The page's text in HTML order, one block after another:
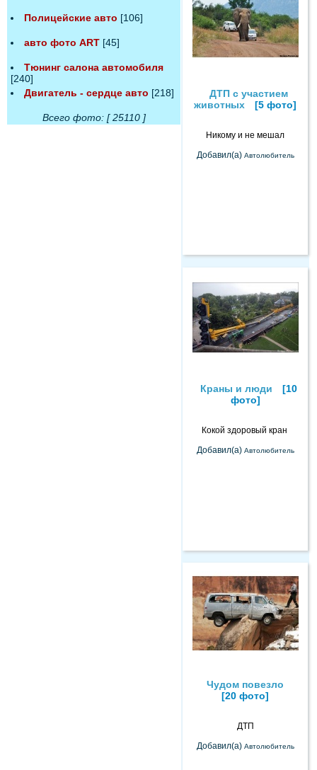
Полицейские авто [106]
авто фото ART [45]
Тюнинг салона автомобиля
[240]
Двигатель - сердце авто [218]
Всего фото: [ 25110 ]
ДТП с участием
животных
[5 фото]
Никому и не мешал
Добавил(а) Автолюбитель
Краны и люди
[10
фото]
Кокой здоровый кран
Добавил(а) Автолюбитель
Чудом повезло
[20 фото]
ДТП
Добавил(а) Автолюбитель